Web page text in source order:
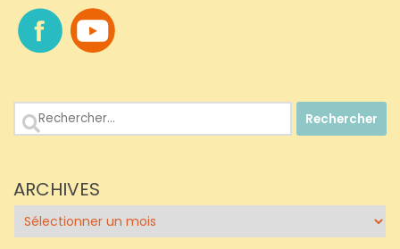
Rechercher :
ARCHIVES
Archives